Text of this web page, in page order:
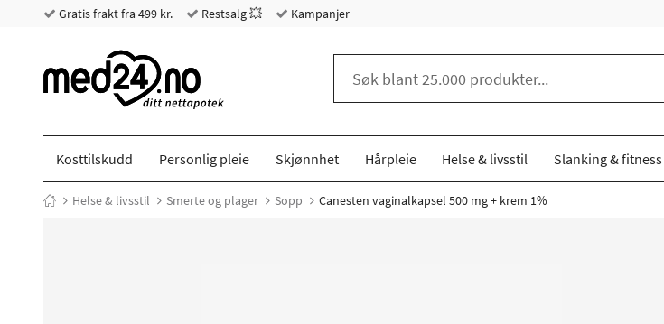
Gratis frakt fra 499 kr. Restsalg 💥 Kampanjer
Kosttilskudd Personlig pleie Skjønnhet Hårpleie Helse & livsstil Slanking & fitness
Helse & livsstil Smerte og plager Sopp Canesten vaginalkapsel 500 mg + krem 1%